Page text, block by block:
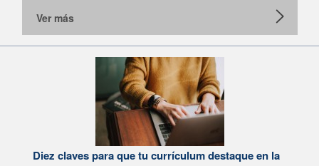
Ver más
Diez claves para que tu currículum destaque en la